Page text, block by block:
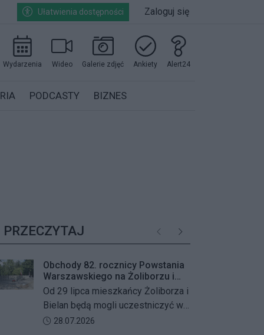
Ułatwienia dostępności Zaloguj się
Wydarzenia Wideo Galerie zdjęć Ankiety Alert24
PODCASTY BIZNES
PRZECZYTAJ PoprzednieNastępne
Obchody 82. rocznicy Powstania
Warszawskiego na Żoliborzu i
Bielanach
Od 29 lipca mieszkańcy Żoliborza i
Bielan będą mogli uczestniczyć w
szeregu kolejnych wydarzeń
Data dodania artykułu:
28.07.2026